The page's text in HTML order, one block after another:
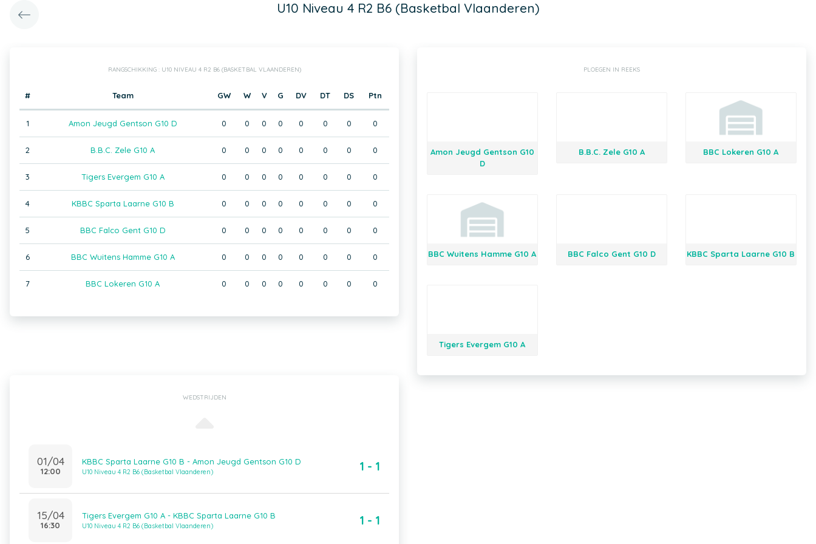
U10 Niveau 4 R2 B6 (Basketbal Vlaanderen)
RANGSCHIKKING : U10 NIVEAU 4 R2 B6 (BASKETBAL VLAANDEREN)
# Team GW W V G DV DT DS Ptn
1 Amon Jeugd Gentson G10 D 0 0 0 0 0 0 0 0
2 B.B.C. Zele G10 A 0 0 0 0 0 0 0 0
3 Tigers Evergem G10 A 0 0 0 0 0 0 0 0
4 KBBC Sparta Laarne G10 B 0 0 0 0 0 0 0 0
5 BBC Falco Gent G10 D 0 0 0 0 0 0 0 0
6 BBC Wuitens Hamme G10 A 0 0 0 0 0 0 0 0
7 BBC Lokeren G10 A 0 0 0 0 0 0 0 0
PLOEGEN IN REEKS
Amon Jeugd Gentson G10
D
B.B.C. Zele G10 A BBC Lokeren G10 A
BBC Wuitens Hamme G10 A BBC Falco Gent G10 D KBBC Sparta Laarne G10 B
Tigers Evergem G10 A
WEDSTRIJDEN
01/04
12:00
KBBC Sparta Laarne G10 B - Amon Jeugd Gentson G10 D
U10 Niveau 4 R2 B6 (Basketbal Vlaanderen) 1 - 1
15/04
16:30
Tigers Evergem G10 A - KBBC Sparta Laarne G10 B
U10 Niveau 4 R2 B6 (Basketbal Vlaanderen) 1 - 1